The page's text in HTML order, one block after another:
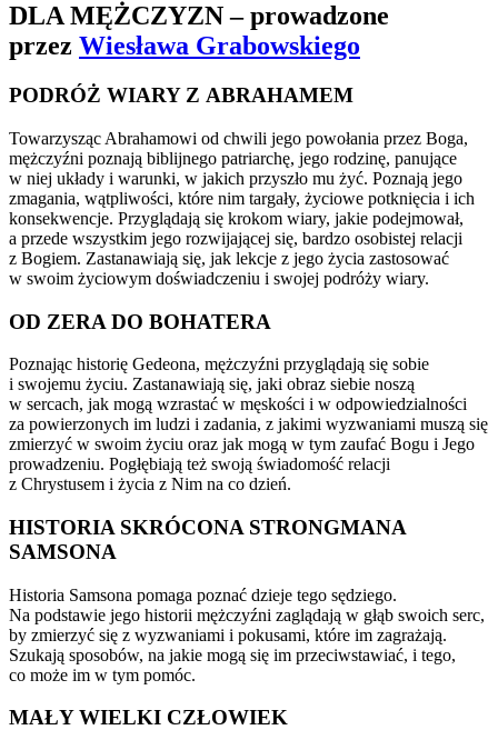
DLA MĘŻCZYZN – prowadzone
przez Wiesława Grabowskiego
PODRÓŻ WIARY Z ABRAHAMEM
Towarzysząc Abrahamowi od chwili jego powołania przez Boga,
mężczyźni poznają biblijnego patriarchę, jego rodzinę, panujące
w niej układy i warunki, w jakich przyszło mu żyć. Poznają jego
zmagania, wątpliwości, które nim targały, życiowe potknięcia i ich
konsekwencje. Przyglądają się krokom wiary, jakie podejmował,
a przede wszystkim jego rozwijającej się, bardzo osobistej relacji
z Bogiem. Zastanawiają się, jak lekcje z jego życia zastosować
w swoim życiowym doświadczeniu i swojej podróży wiary.
OD ZERA DO BOHATERA
Poznając historię Gedeona, mężczyźni przyglądają się sobie
i swojemu życiu. Zastanawiają się, jaki obraz siebie noszą
w sercach, jak mogą wzrastać w męskości i w odpowiedzialności
za powierzonych im ludzi i zadania, z jakimi wyzwaniami muszą się
zmierzyć w swoim życiu oraz jak mogą w tym zaufać Bogu i Jego
prowadzeniu. Pogłębiają też swoją świadomość relacji
z Chrystusem i życia z Nim na co dzień.
HISTORIA SKRÓCONA STRONGMANA
SAMSONA
Historia Samsona pomaga poznać dzieje tego sędziego.
Na podstawie jego historii mężczyźni zaglądają w głąb swoich serc,
by zmierzyć się z wyzwaniami i pokusami, które im zagrażają.
Szukają sposobów, na jakie mogą się im przeciwstawiać, i tego,
co może im w tym pomóc.
MAŁY WIELKI CZŁOWIEK